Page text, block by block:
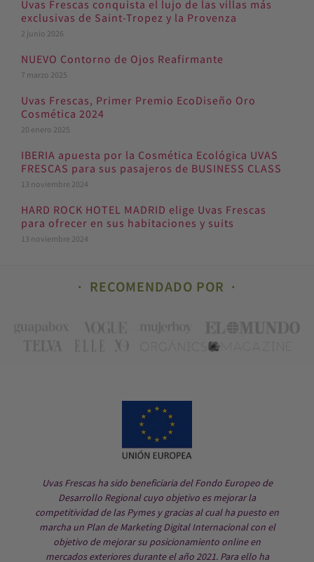
Uvas Frescas conquista el lujo de las villas más
exclusivas de Saint-Tropez y la Provenza
2 junio 2026
NUEVO Contorno de Ojos Reafirmante
7 marzo 2025
Uvas Frescas, Primer Premio EcoDiseño Oro
Cosmética 2024
20 enero 2025
IBERIA apuesta por la Cosmética Ecológica UVAS
FRESCAS para sus pasajeros de BUSINESS CLASS
13 noviembre 2024
HARD ROCK HOTEL MADRID elige Uvas Frescas
para ofrecer en sus habitaciones y suits
13 noviembre 2024
RECOMENDADO POR
Uvas Frescas ha sido beneficiaria del Fondo Europeo de
Desarrollo Regional cuyo objetivo es mejorar la
competitividad de las Pymes y gracias al cual ha puesto en
marcha un Plan de Marketing Digital Internacional con el
objetivo de mejorar su posicionamiento online en
mercados exteriores durante el año 2021. Para ello ha